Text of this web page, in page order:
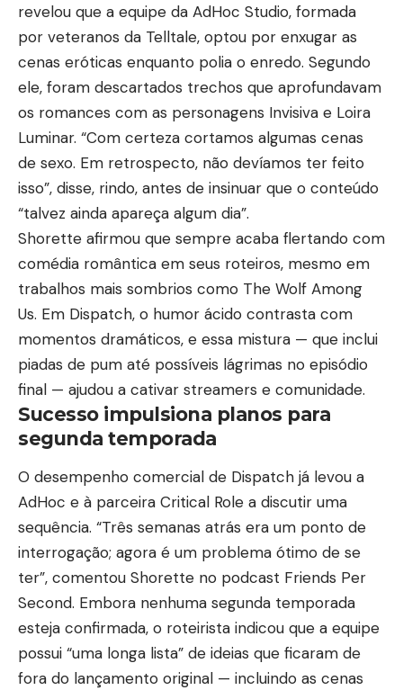
revelou que a equipe da AdHoc Studio, formada
por veteranos da Telltale, optou por enxugar as
cenas eróticas enquanto polia o enredo. Segundo
ele, foram descartados trechos que aprofundavam
os romances com as personagens Invisiva e Loira
Luminar. “Com certeza cortamos algumas cenas
de sexo. Em retrospecto, não devíamos ter feito
isso”, disse, rindo, antes de insinuar que o conteúdo
“talvez ainda apareça algum dia”.
Shorette afirmou que sempre acaba flertando com
comédia romântica em seus roteiros, mesmo em
trabalhos mais sombrios como The Wolf Among
Us. Em Dispatch, o humor ácido contrasta com
momentos dramáticos, e essa mistura — que inclui
piadas de pum até possíveis lágrimas no episódio
final — ajudou a cativar streamers e comunidade.
Sucesso impulsiona planos para
segunda temporada
O desempenho comercial de Dispatch já levou a
AdHoc e à parceira Critical Role a discutir uma
sequência. “Três semanas atrás era um ponto de
interrogação; agora é um problema ótimo de se
ter”, comentou Shorette no podcast Friends Per
Second. Embora nenhuma segunda temporada
esteja confirmada, o roteirista indicou que a equipe
possui “uma longa lista” de ideias que ficaram de
fora do lançamento original — incluindo as cenas